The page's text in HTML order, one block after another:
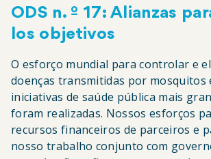
ODS n. º 17: Alianzas
los objetivos
O esforço mundial para controlar e
doenças transmitidas por mosquitos
iniciativas de saúde pública mais
foram realizadas. Nossos esforços
recursos financeiros de parceiros e
nosso trabalho conjunto com